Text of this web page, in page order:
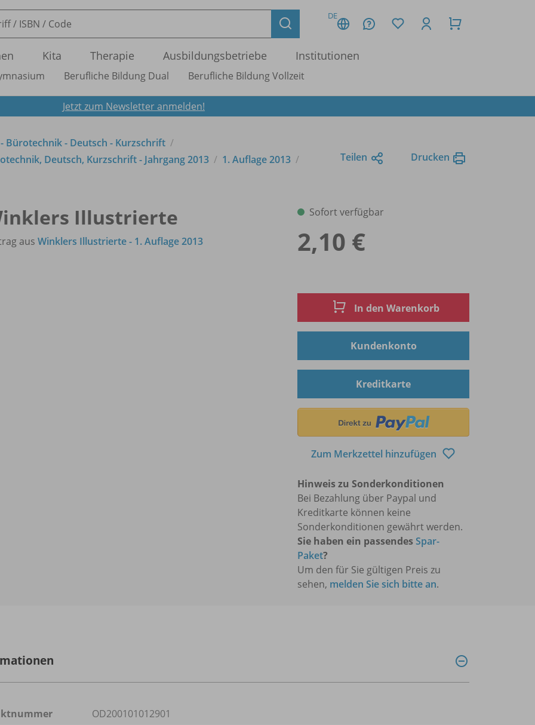
DE
Kita Therapie Ausbildungsbetriebe Institutionen
Berufliche Bildung Dual Berufliche Bildung Vollzeit
Jetzt zum Newsletter anmelden!
- Deutsch - Kurzschrift
Deutsch, Kurzschrift - Jahrgang 2013
1. Auflage 2013 Teilen Drucken
Illustrierte
aus Winklers Illustrierte - 1. Auflage 2013
Sofort verfügbar
2,10 €
In den Warenkorb
Kundenkonto
Kreditkarte
Zum Merkzettel hinzufügen
Hinweis zu Sonderkonditionen
Bei Bezahlung über Paypal und
Kreditkarte können keine
Sonderkonditionen gewährt werden.
Sie haben ein passendesSpar-
Paket?
Um den für Sie gültigen Preis zu
sehen, melden Sie sich bitte an.
OD200101012901